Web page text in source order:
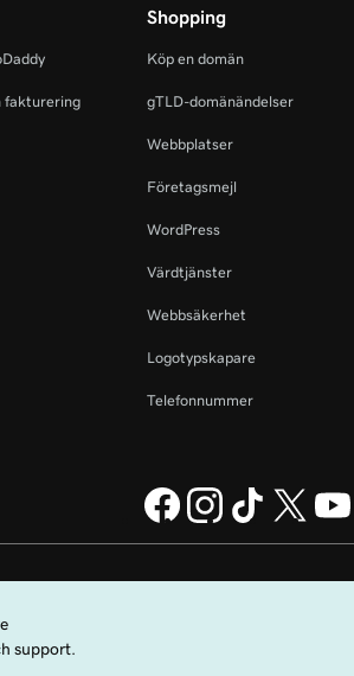
fakturering
Shopping
Köp en domän
gTLD-domänändelser
Webbplatser
Företagsmejl
WordPress
Värdtjänster
Webbsäkerhet
Logotypskapare
Telefonnummer